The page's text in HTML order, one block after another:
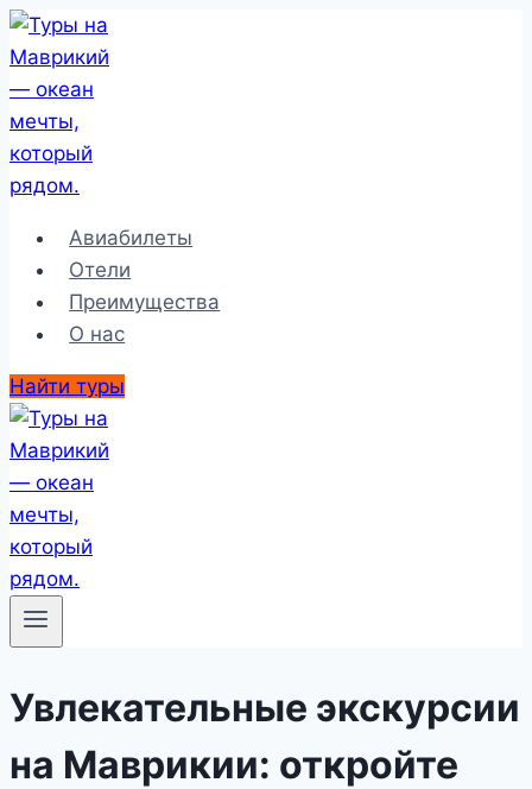
Перейти
к
содержимому
Авиабилеты
Отели
Преимущества
О нас
Найти туры
Увлекательные экскурсии
на Маврикии: откройте